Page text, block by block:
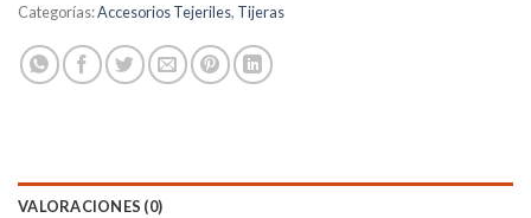
Categorías:Accesorios Tejeriles, Tijeras
VALORACIONES (0)